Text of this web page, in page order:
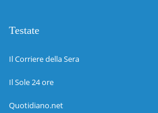
Testate
Il Corriere della Sera
Il Sole 24 ore
Quotidiano.net